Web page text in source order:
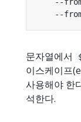
--
문자열에서
이스케이프
사용해야 한
석한다.